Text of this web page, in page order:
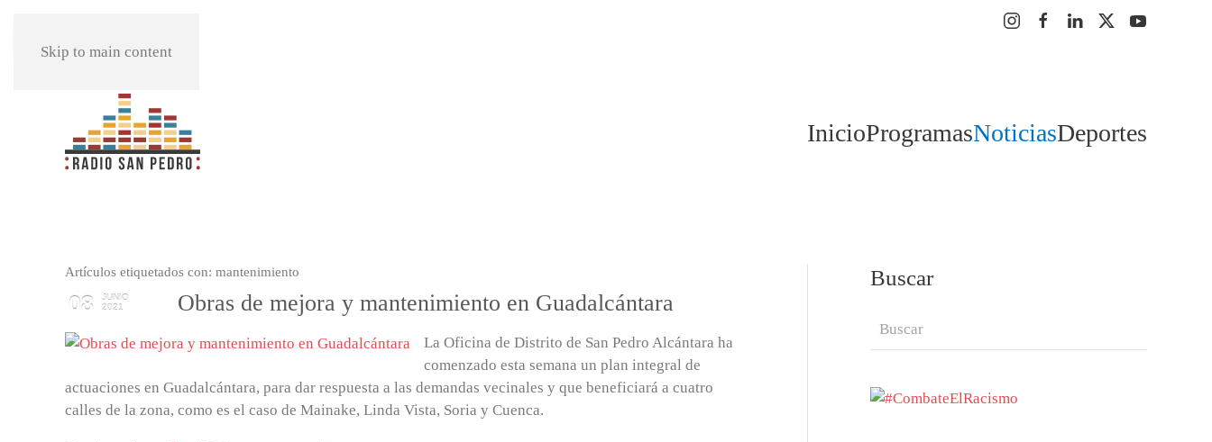
Skip to main content
InicioProgramasNoticiasDeportes
Artículos etiquetados con: mantenimiento
08
JUNIO
2021
Obras de mejora y mantenimiento en Guadalcántara
La Oficina de Distrito de San Pedro Alcántara ha
comenzado esta semana un plan integral de
actuaciones en Guadalcántara, para dar respuesta a las demandas vecinales y que beneficiará a cuatro
calles de la zona, como es el caso de Mainake, Linda Vista, Soria y Cuenca.
Buscar